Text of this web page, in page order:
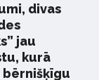
divas
jau
kurā
bērnišķīgu